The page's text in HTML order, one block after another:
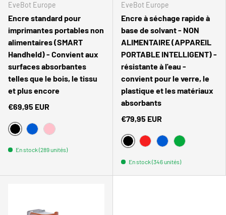
EveBot Europe
Encre standard pour
imprimantes portables non
alimentaires (SMART
Handheld) - Convient aux
surfaces absorbantes
telles que le bois, le tissu
et plus encore
€69,95 EUR
NOIRBLEUROSA
En stock (289 unités)
EveBot Europe
Encre à séchage rapide à
base de solvant - NON
ALIMENTAIRE (APPAREIL
PORTABLE INTELLIGENT) -
résistante à l'eau -
convient pour le verre, le
plastique et les matériaux
absorbants
€79,95 EUR
NOIRPOURRIRBLEUVERT
En stock (346 unités)